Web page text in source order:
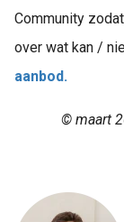
Community
over wat kan /
aanbod.
© maart